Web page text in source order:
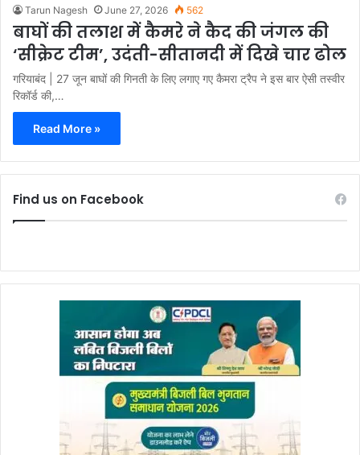
Tarun Nagesh June 27, 2026 562
बाघों की तलाश में कैमरे ने कैद की जंगल की
‘सीक्रेट टीम’, उदंती-सीतानदी में दिखे चार ढोल
गरियाबंद | 27 जून बाघों की गिनती के लिए लगाए गए कैमरा ट्रैप ने इस बार ऐसी तस्वीर
रिकॉर्ड की,…
Read More »
Find us on Facebook